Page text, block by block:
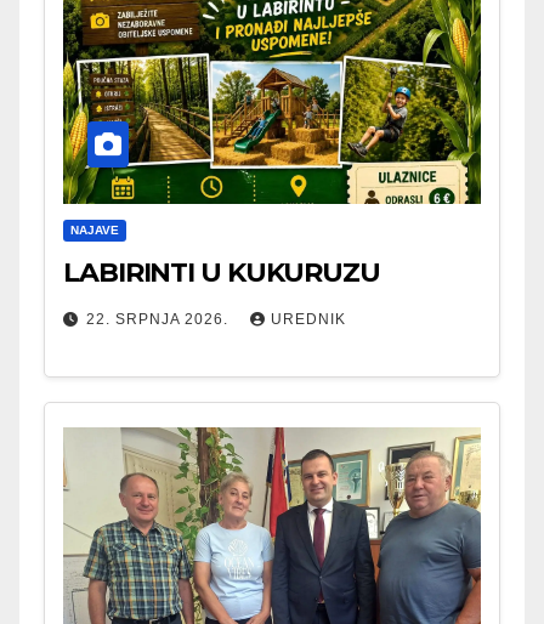
NAJAVE
LABIRINTI U KUKURUZU
22. SRPNJA 2026. UREDNIK